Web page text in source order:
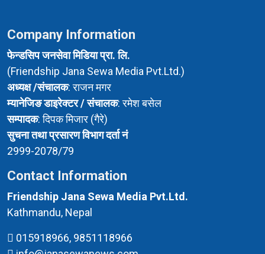
Company Information
फेन्डसिप जनसेवा मिडिया प्रा. लि.
(Friendship Jana Sewa Media Pvt.Ltd.)
अध्यक्ष /संचालक: राजन मगर
म्यानेजिङ डाइरेक्टर / संचालक: रमेश बसेल
सम्पादक: दिपक मिजार (गैरे)
सुचना तथा प्रसारण विभाग दर्ता नं
2999-2078/79
Contact Information
Friendship Jana Sewa Media Pvt.Ltd.
Kathmandu, Nepal
015918966, 9851118966